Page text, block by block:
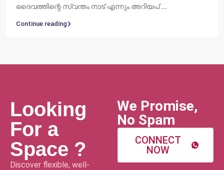
ദൈവത്തിന്റെ സ്വന്തം നാട് എന്നും അറിയപ്...
Continue reading
Looking
For a
Space ?
Discover flexible, well-
We Promise,
No Spam
CONNECT
NOW